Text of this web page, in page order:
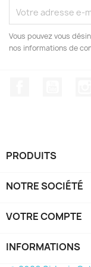
Vous pouvez vous
nos informations de
PRODUITS
NOTRE SOCIÉTÉ
VOTRE COMPTE
INFORMATIONS